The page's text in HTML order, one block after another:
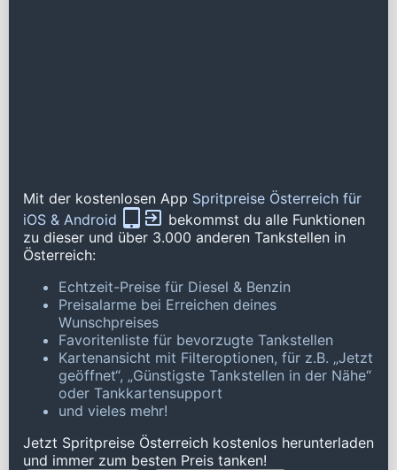
Mit der kostenlosen App Spritpreise Österreich für
iOS & Android
bekommst du alle Funktionen
zu dieser und über 3.000 anderen Tankstellen in
Österreich:
Echtzeit-Preise für Diesel & Benzin
Preisalarme bei Erreichen deines
Wunschpreises
Favoritenliste für bevorzugte Tankstellen
Kartenansicht mit Filteroptionen, für z.B. „Jetzt
geöffnet“, „Günstigste Tankstellen in der Nähe“
oder Tankkartensupport
und vieles mehr!
Jetzt Spritpreise Österreich kostenlos herunterladen
und immer zum besten Preis tanken!